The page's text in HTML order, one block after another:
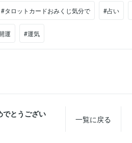
#タロットカードおみくじ気分で #占い
運 #運気
でとうござい
一覧に戻る